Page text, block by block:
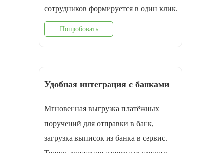
cотрудников формируется в один клик.
Попробовать
Удобная интеграция с банками
Мгновенная выгрузка платёжных
поручений для отправки в банк,
загрузка выписок из банка в сервис.